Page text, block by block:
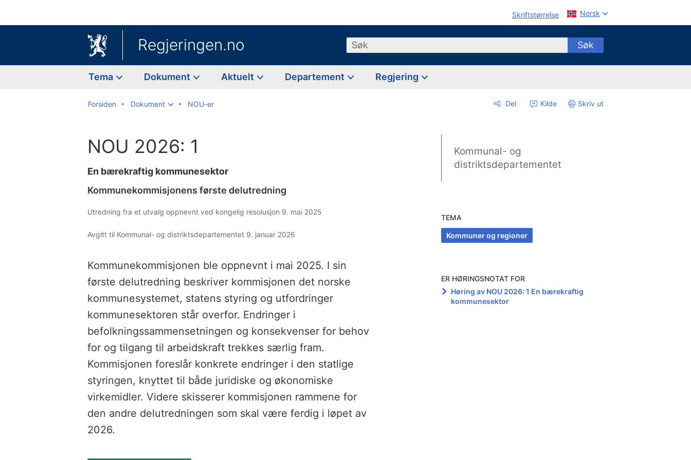
Skriftstørrelse Norsk
Regjeringen.no Søk Søk
Tema Dokument Aktuelt Departement Regjering
Forsiden Dokument NOU-er Del Kilde Skriv ut
NOU 2026: 1
En bærekraftig kommunesektor
Kommunekommisjonens første delutredning
Utredning fra et utvalg oppnevnt ved kongelig resolusjon 9. mai 2025
Avgitt til Kommunal- og distriktsdepartementet 9. januar 2026
Kommunekommisjonen ble oppnevnt i mai 2025. I sin
første delutredning beskriver kommisjonen det norske
kommunesystemet, statens styring og utfordringer
kommunesektoren står overfor. Endringer i
befolkningssammensetningen og konsekvenser for behov
for og tilgang til arbeidskraft trekkes særlig fram.
Kommisjonen foreslår konkrete endringer i den statlige
styringen, knyttet til både juridiske og økonomiske
virkemidler. Videre skisserer kommisjonen rammene for
den andre delutredningen som skal være ferdig i løpet av
2026.
Kommunal- og
distriktsdepartementet
TEMA
Kommuner og regioner
ER HØRINGSNOTAT FOR
Høring av NOU 2026: 1 En bærekraftig
kommunesektor